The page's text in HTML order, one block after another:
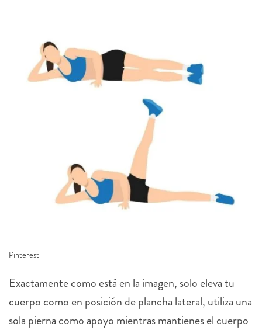
Pinterest
Exactamente como está en la imagen, solo eleva tu
cuerpo como en posición de plancha lateral, utiliza una
sola pierna como apoyo mientras mantienes el cuerpo